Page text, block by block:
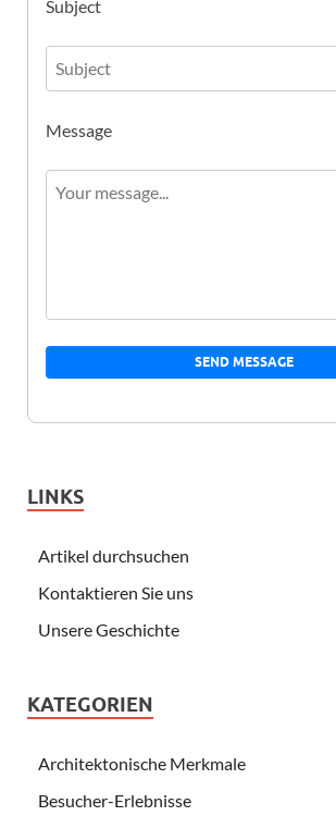
Subject
Message
SEND MESSAGE
LINKS
Artikel durchsuchen
Kontaktieren Sie uns
Unsere Geschichte
KATEGORIEN
Architektonische Merkmale
Besucher-Erlebnisse